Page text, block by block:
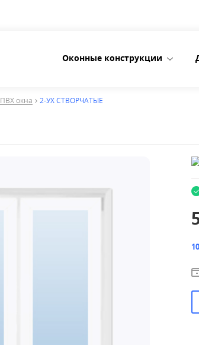
Оконные конструкции
ПВХ окна 2-УХ СТВОРЧАТЫЕ